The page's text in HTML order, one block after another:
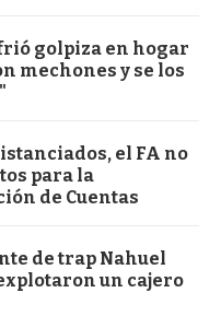
golpiza en hogar
mechones y se los
el FA no
para la
de Cuentas
de trap Nahuel
un cajero